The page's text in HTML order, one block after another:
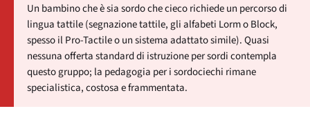
Un bambino che è sia sordo che cieco richiede un percorso di
lingua tattile (segnazione tattile, gli alfabeti Lorm o Block,
spesso il Pro-Tactile o un sistema adattato simile). Quasi
nessuna offerta standard di istruzione per sordi contempla
questo gruppo; la pedagogia per i sordociechi rimane
specialistica, costosa e frammentata.